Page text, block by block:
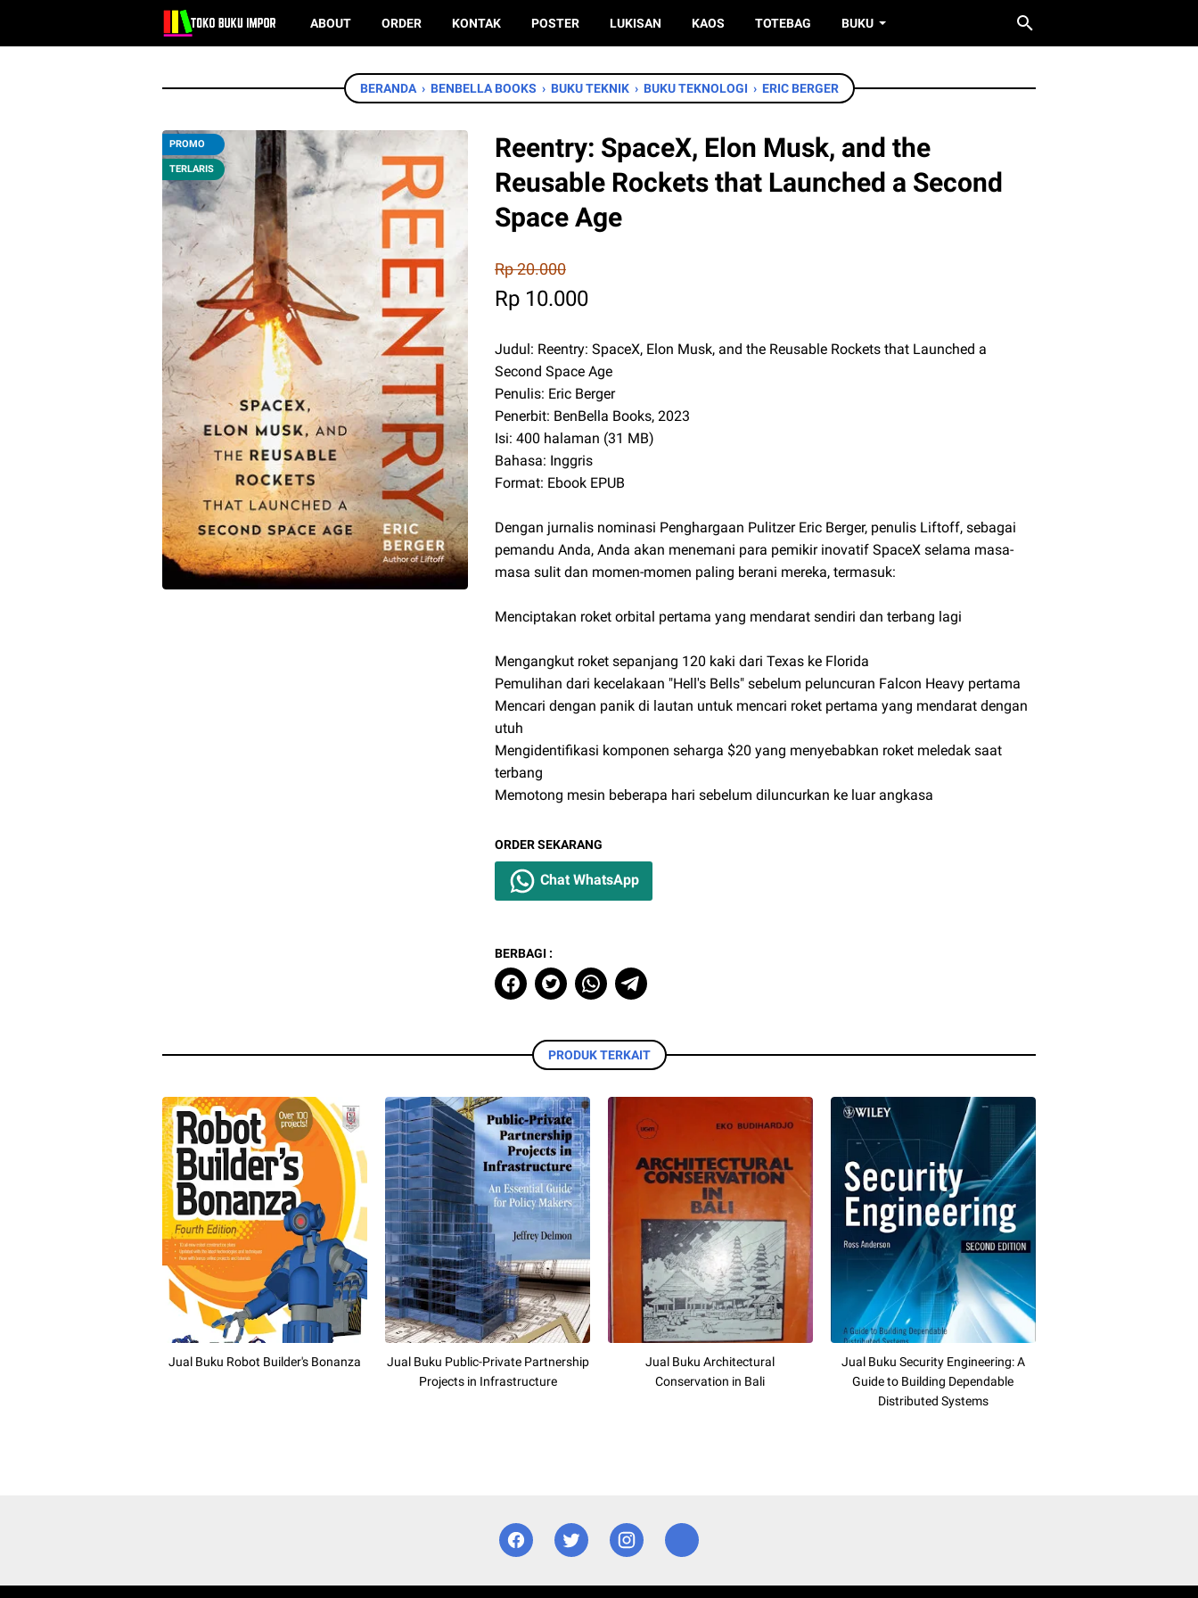
ABOUT ORDER KONTAK POSTER LUKISAN KAOS TOTEBAG BUKU
BERANDA › BENBELLA BOOKS › BUKU TEKNIK › BUKU TEKNOLOGI › ERIC BERGER
Reentry: SpaceX, Elon Musk, and the
Reusable Rockets that Launched a Second
Space Age
PROMO
TERLARIS
Rp 20.000
Rp 10.000
Judul: Reentry: SpaceX, Elon Musk, and the Reusable Rockets that Launched a
Second Space Age
Penulis: Eric Berger
Penerbit: BenBella Books, 2023
Isi: 400 halaman (31 MB)
Bahasa: Inggris
Format: Ebook EPUB
Dengan jurnalis nominasi Penghargaan Pulitzer Eric Berger, penulis Liftoff, sebagai
pemandu Anda, Anda akan menemani para pemikir inovatif SpaceX selama masa-
masa sulit dan momen-momen paling berani mereka, termasuk:
Menciptakan roket orbital pertama yang mendarat sendiri dan terbang lagi
Mengangkut roket sepanjang 120 kaki dari Texas ke Florida
Pemulihan dari kecelakaan "Hell's Bells" sebelum peluncuran Falcon Heavy pertama
Mencari dengan panik di lautan untuk mencari roket pertama yang mendarat dengan
utuh
Mengidentifikasi komponen seharga $20 yang menyebabkan roket meledak saat
terbang
Memotong mesin beberapa hari sebelum diluncurkan ke luar angkasa
ORDER SEKARANG
Chat WhatsApp
BERBAGI :
PRODUK TERKAIT
Jual Buku Robot Builder's Bonanza
Jual Buku Public-Private Partnership
Projects in Infrastructure
Jual Buku Architectural
Conservation in Bali
Jual Buku Security Engineering: A
Guide to Building Dependable
Distributed Systems